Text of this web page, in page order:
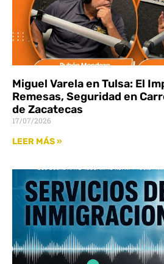
Miguel Varela en Tulsa: El
Remesas, Seguridad en
de Zacatecas
17/07/2026
LEER MÁS »